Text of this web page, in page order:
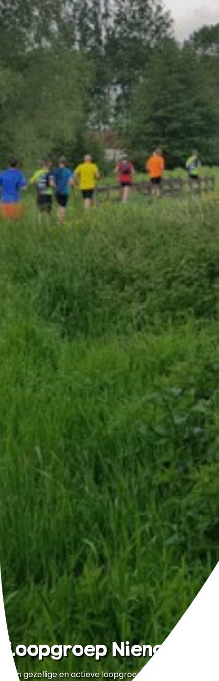
Loopgroep Nienoord
Een gezellige en actieve loopgroep in het